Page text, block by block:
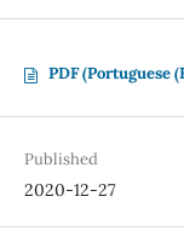
PDF (Portuguese
Published
2020-12-27